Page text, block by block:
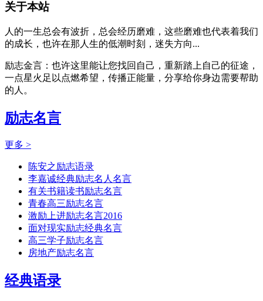
关于本站
人的一生总会有波折，总会经历磨难，这些磨难也代表着我们
的成长，也许在那人生的低潮时刻，迷失方向...
励志金言：也许这里能让您找回自己，重新踏上自己的征途，
一点星火足以点燃希望，传播正能量，分享给你身边需要帮助
的人。
励志名言
更多 >
陈安之励志语录
李嘉诚经典励志名人名言
有关书籍读书励志名言
青春高三励志名言
激励上进励志名言2016
面对现实励志经典名言
高三学子励志名言
房地产励志名言
经典语录